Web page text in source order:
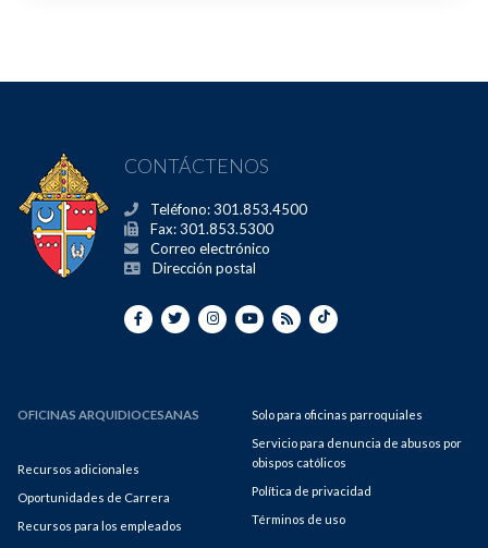
CONTÁCTENOS
Teléfono: 301.853.4500
Fax: 301.853.5300
Correo electrónico
Dirección postal
OFICINAS ARQUIDIOCESANAS
Recursos adicionales
Oportunidades de Carrera
Recursos para los empleados
Solo para oficinas parroquiales
Servicio para denuncia de abusos por
obispos católicos
Política de privacidad
Términos de uso